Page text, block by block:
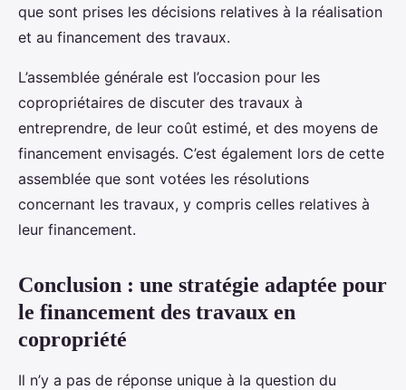
que sont prises les décisions relatives à la réalisation
et au financement des travaux.
L’assemblée générale est l’occasion pour les
copropriétaires de discuter des travaux à
entreprendre, de leur coût estimé, et des moyens de
financement envisagés. C’est également lors de cette
assemblée que sont votées les résolutions
concernant les travaux, y compris celles relatives à
leur financement.
Conclusion : une stratégie adaptée pour
le financement des travaux en
copropriété
Il n’y a pas de réponse unique à la question du